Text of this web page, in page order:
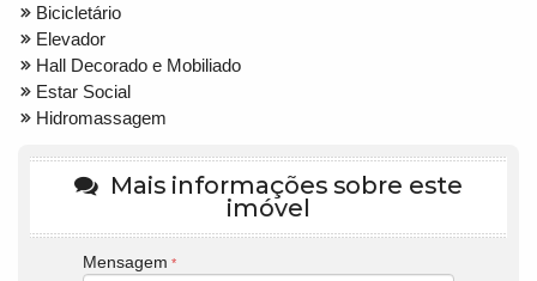
Bicicletário
Elevador
Hall Decorado e Mobiliado
Estar Social
Hidromassagem
Mais informações sobre este
imóvel
Mensagem